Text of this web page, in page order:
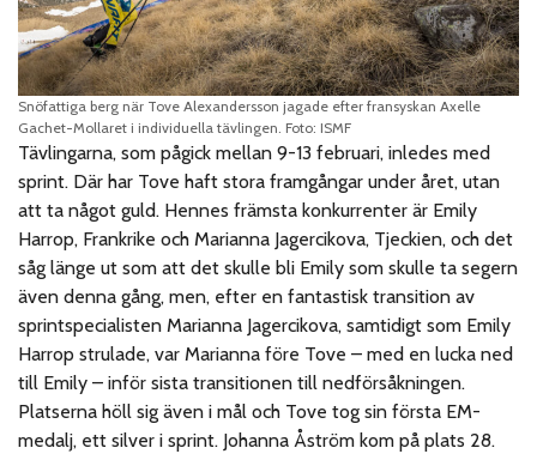
Snöfattiga berg när Tove Alexandersson jagade efter fransyskan Axelle
Gachet-Mollaret i individuella tävlingen. Foto: ISMF
Tävlingarna, som pågick mellan 9-13 februari, inledes med
sprint. Där har Tove haft stora framgångar under året, utan
att ta något guld. Hennes främsta konkurrenter är Emily
Harrop, Frankrike och Marianna Jagercikova, Tjeckien, och det
såg länge ut som att det skulle bli Emily som skulle ta segern
även denna gång, men, efter en fantastisk transition av
sprintspecialisten Marianna Jagercikova, samtidigt som Emily
Harrop strulade, var Marianna före Tove – med en lucka ned
till Emily – inför sista transitionen till nedförsåkningen.
Platserna höll sig även i mål och Tove tog sin första EM-
medalj, ett silver i sprint. Johanna Åström kom på plats 28.